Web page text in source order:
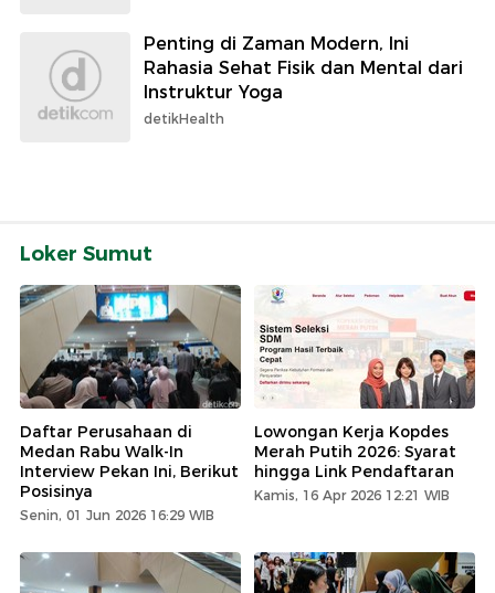
Penting di Zaman Modern, Ini
Rahasia Sehat Fisik dan Mental dari
Instruktur Yoga
detikHealth
Loker Sumut
Daftar Perusahaan di
Medan Rabu Walk-In
Interview Pekan Ini, Berikut
Posisinya
Senin, 01 Jun 2026 16:29 WIB
Lowongan Kerja Kopdes
Merah Putih 2026: Syarat
hingga Link Pendaftaran
Kamis, 16 Apr 2026 12:21 WIB